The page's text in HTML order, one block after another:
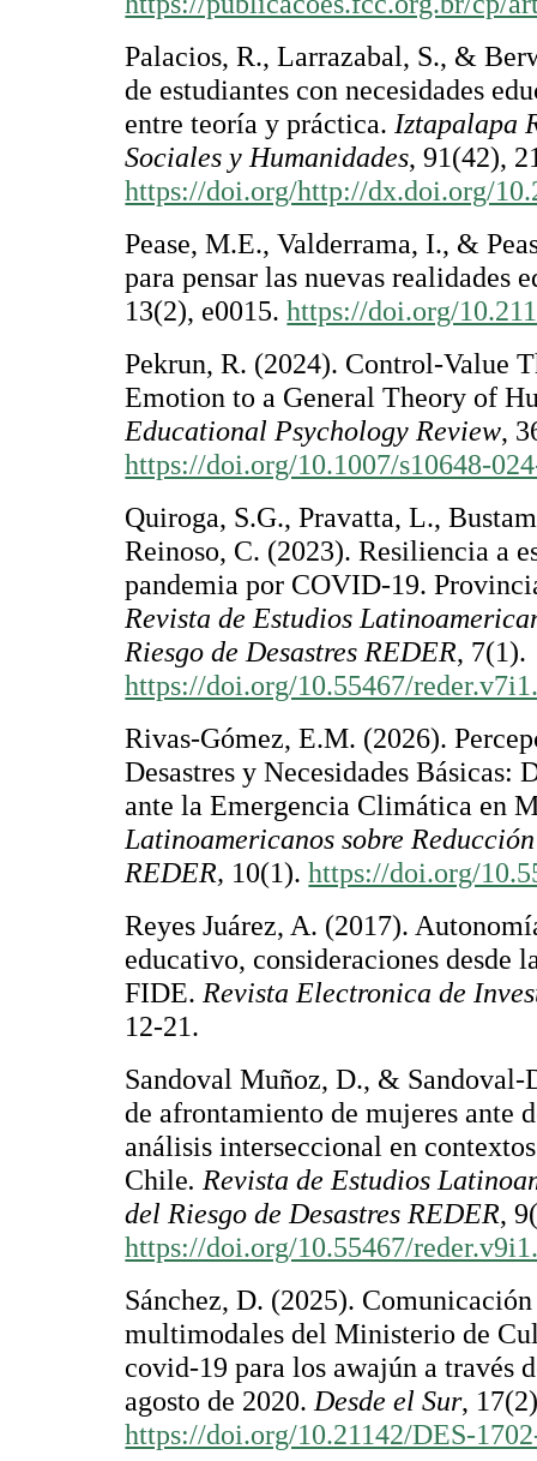
Palacios, R., Larrazabal, S., &
de estudiantes con necesidades
entre teoría y práctica.Iztapalapa
Sociales y Humanidades, 91(42),
https://doi.org/http://dx.doi.org/
Pease, M.E., Valderrama, I., &
para pensar las nuevas realidades
13(2), e0015.https://doi.org/
Pekrun, R. (2024). Control-Value
Emotion to a General Theory of
Educational Psychology Review,
https://doi.org/10.1007/s10648-
Quiroga, S.G., Pravatta, L.,
Reinoso, C. (2023). Resiliencia a
pandemia por COVID-19.
Revista de Estudios
Riesgo de Desastres REDER, 7(1).
https://doi.org/10.55467/
Rivas-Gómez, E.M. (2026).
Desastres y Necesidades Básicas:
ante la Emergencia Climática en
Latinoamericanos sobre
REDER, 10(1).https://doi.org/
Reyes Juárez, A. (2017).
educativo, consideraciones desde
FIDE.Revista Electronica de
12-21.
Sandoval Muñoz, D., & Sandoval-
de afrontamiento de mujeres ante
análisis interseccional en
Chile. Revista de Estudios
del Riesgo de Desastres REDER,
https://doi.org/10.55467/
Sánchez, D. (2025).
multimodales del Ministerio de
covid-19 para los awajún a través
agosto de 2020.Desde el Sur,
https://doi.org/10.21142/DES-